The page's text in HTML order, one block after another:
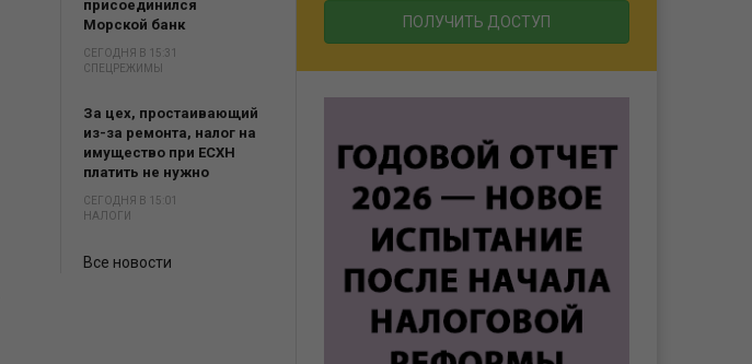
присоединился
Морской банк
СЕГОДНЯ В 15:31
СПЕЦРЕЖИМЫ
За цех, простаивающий
из-за ремонта, налог на
имущество при ЕСХН
платить не нужно
СЕГОДНЯ В 15:01
НАЛОГИ
Все новости